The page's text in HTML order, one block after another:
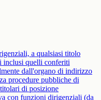
a qualsiasi titolo
inclusi quelli conferiti
dall'organo di indirizzo
procedure pubbliche di
di posizione
con funzioni dirigenziali (da